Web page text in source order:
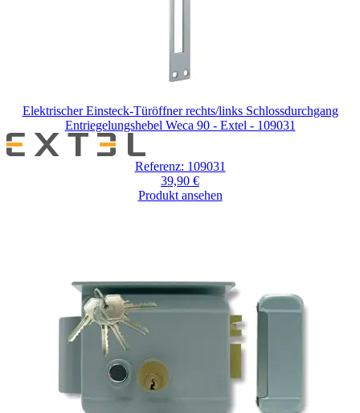
Elektrischer Einsteck-Türöffner rechts/links Schlossdurchgang
Entriegelungshebel Weca 90 - Extel - 109031
Referenz: 109031
39,90 €
Produkt ansehen